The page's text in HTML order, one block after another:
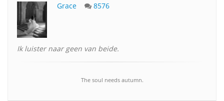
Grace 8576
Ik luister naar geen van beide.
The soul needs autumn.